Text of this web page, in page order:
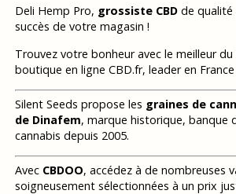
Deli Hemp Pro, grossiste CBDde qualité
succès de votre magasin !
Trouvez votre bonheur avec le meilleur du
boutique en ligne CBD.fr, leader en
Silent Seeds propose les graines de
de Dinafem, marque historique, banque
cannabis depuis 2005.
Avec CBDOO, accédez à de nombreuses
soigneusement sélectionnées à un prix